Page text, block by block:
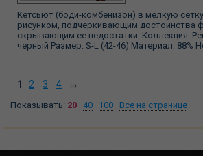
Кетсьют (боди-комбенизон) в мелкую
рисунком, подчеркивающим достоинства
скрывающим ее недостатки. Коллекция:
черный Размер: S-L (42-46) Материал: 88%
1 2 3 4
Показывать: 20 40 100 Все на странице